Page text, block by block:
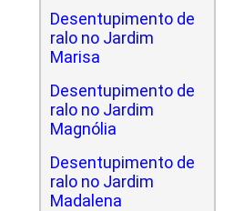
Desentupimento de
ralo no Jardim
Marisa
Desentupimento de
ralo no Jardim
Magnólia
Desentupimento de
ralo no Jardim
Madalena